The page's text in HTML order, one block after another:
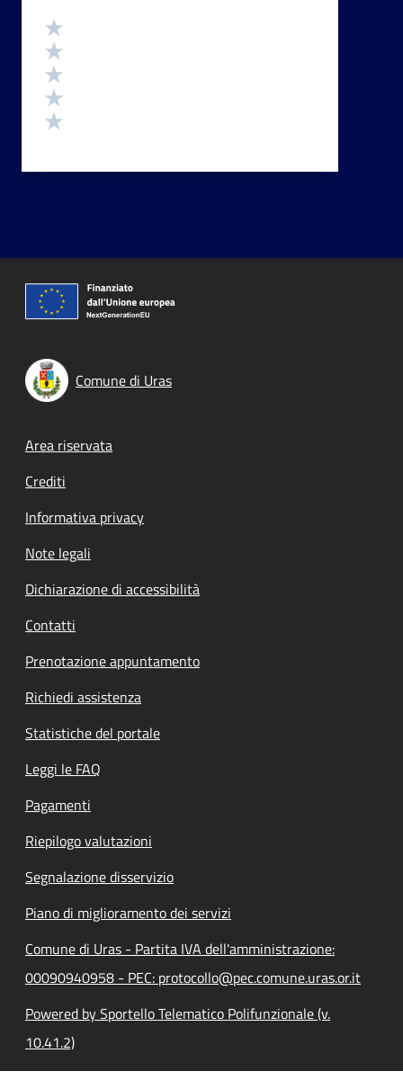
Valutazione
Comune di Uras
Footer menu
Area riservata
Crediti
Informativa privacy
Note legali
Dichiarazione di accessibilità
Contatti
Prenotazione appuntamento
Richiedi assistenza
Statistiche del portale
Leggi le FAQ
Pagamenti
Riepilogo valutazioni
Segnalazione disservizio
Piano di miglioramento dei servizi
Comune di Uras - Partita IVA dell'amministrazione:
00090940958 - PEC: protocollo@pec.comune.uras.or.it
Powered by Sportello Telematico Polifunzionale (v.
10.41.2)